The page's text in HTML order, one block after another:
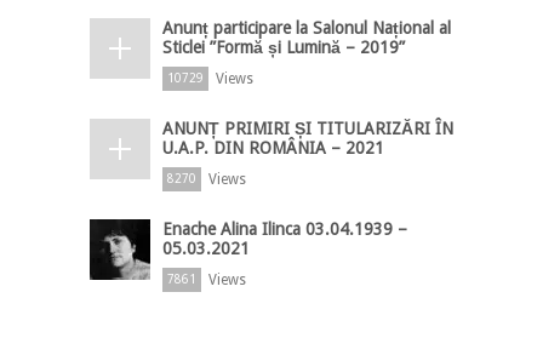
Anunț participare la Salonul Național al
Sticlei ”Formă și Lumină – 2019”
10729 Views
ANUNȚ PRIMIRI ȘI TITULARIZĂRI ÎN
U.A.P. DIN ROMÂNIA – 2021
8270 Views
Enache Alina Ilinca 03.04.1939 –
05.03.2021
7861 Views